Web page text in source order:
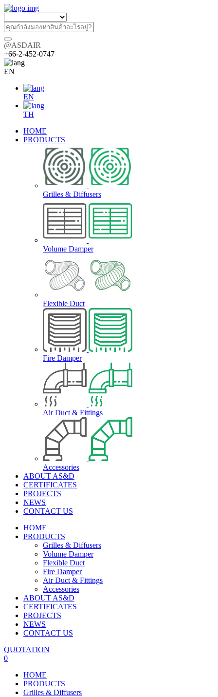
@ASDAIR
+66-2-452-0747
EN
EN
TH
HOME
PRODUCTS
Grilles & Diffusers
Volume Damper
Flexible Duct
Fire Damper
Air Duct & Fittings
Accessories
ABOUT AS&D
CERTIFICATES
PROJECTS
NEWS
CONTACT US
HOME
PRODUCTS
Grilles & Diffusers
Volume Damper
Flexible Duct
Fire Damper
Air Duct & Fittings
Accessories
ABOUT AS&D
CERTIFICATES
PROJECTS
NEWS
CONTACT US
QUOTATION
0
HOME
PRODUCTS
Grilles & Diffusers